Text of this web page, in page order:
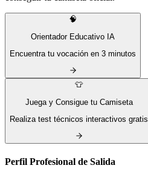
🧠
Orientador Educativo IA
Encuentra tu vocación en 3 minutos
👕
Juega y Consigue tu Camiseta
Realiza test técnicos interactivos gratis
Perfil Profesional de Salida